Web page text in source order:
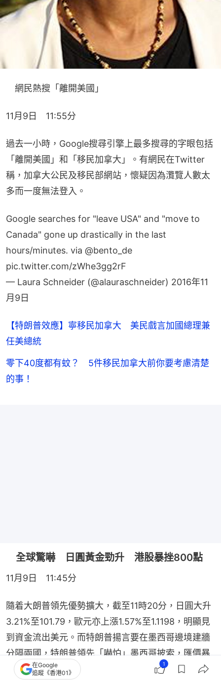
網民熱搜「離開美國」
11月9日　11:55分
過去一小時，Google搜尋引擎上最多搜尋的字眼包括
「離開美國」和「移民加拿大」。有網民在Twitter
稱，加拿大公民及移民部網站，懷疑因為灠覽人數太
多而一度無法登入。
Google searches for "leave USA" and "move to
Canada" gone up drastically in the last
hours/minutes. via @bento_de
pic.twitter.com/zWhe3gg2rF
— Laura Schneider (@alauraschneider) 2016年11
月9日
【特朗普效應】寧移民加拿大 美民戲言加國總理兼
任美總統
零下40度都有蚊？ 5件移民加拿大前你要考慮清楚
的事！
全球驚嚇 日圓黃金勁升 港股暴挫800點
11月9日　11:45分
隨着大朗普領先優勢擴大，截至11時20分，日圓大升
3.21%至101.79，歐元亦上漲1.57%至1.1198，明顯見
到資金流出美元。而特朗普揚言要在墨西哥邊境建牆
分隔兩國，特朗普領先「嚇怕」墨西哥披索，匯價暴
瀉10.72%。
在Google
追蹤《香港01》
1